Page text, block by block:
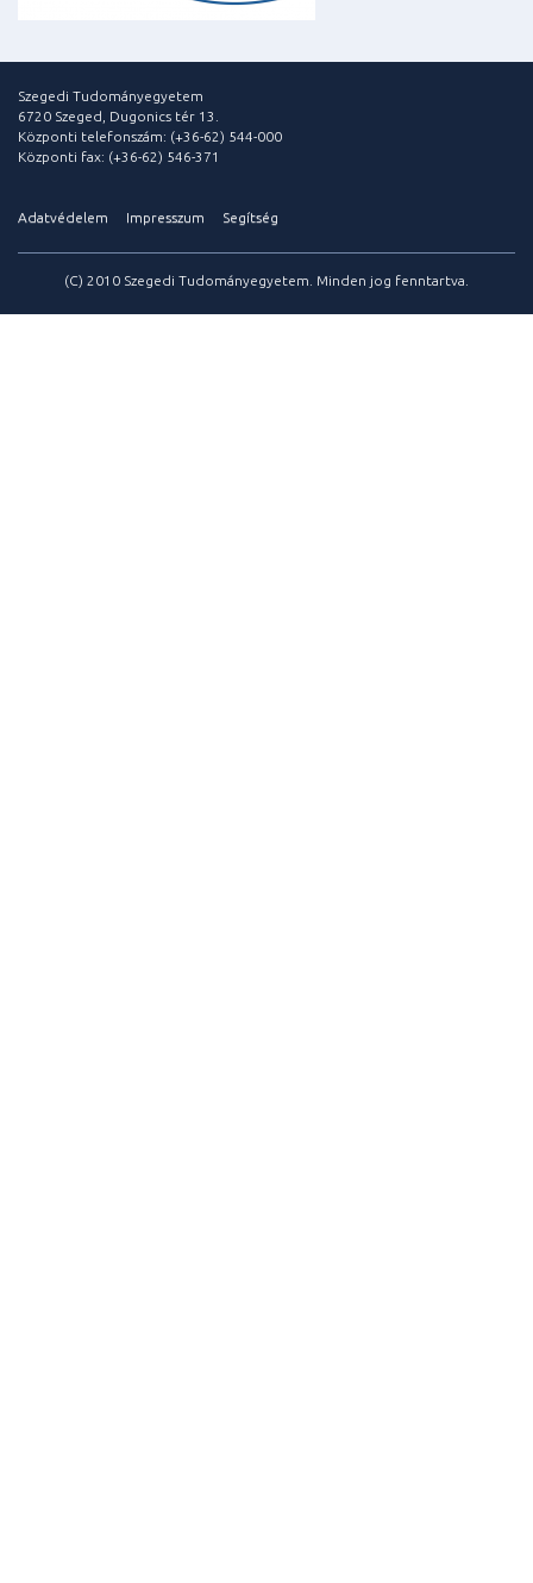
Szegedi Tudományegyetem
6720 Szeged, Dugonics tér 13.
Központi telefonszám: (+36-62) 544-000
Központi fax: (+36-62) 546-371
Adatvédelem Impresszum Segítség
(C) 2010 Szegedi Tudományegyetem. Minden jog fenntartva.